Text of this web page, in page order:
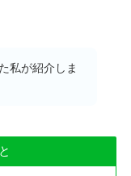
私が紹介しま